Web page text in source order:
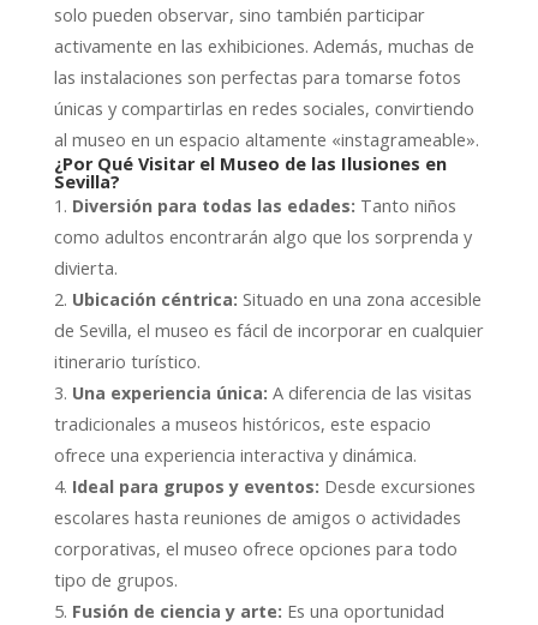
solo pueden observar, sino también participar
activamente en las exhibiciones. Además, muchas de
las instalaciones son perfectas para tomarse fotos
únicas y compartirlas en redes sociales, convirtiendo
al museo en un espacio altamente «instagrameable».
¿Por Qué Visitar el Museo de las Ilusiones en
Sevilla?
Diversión para todas las edades: Tanto niños
como adultos encontrarán algo que los sorprenda y
divierta.
Ubicación céntrica: Situado en una zona accesible
de Sevilla, el museo es fácil de incorporar en cualquier
itinerario turístico.
Una experiencia única: A diferencia de las visitas
tradicionales a museos históricos, este espacio
ofrece una experiencia interactiva y dinámica.
Ideal para grupos y eventos: Desde excursiones
escolares hasta reuniones de amigos o actividades
corporativas, el museo ofrece opciones para todo
tipo de grupos.
Fusión de ciencia y arte: Es una oportunidad